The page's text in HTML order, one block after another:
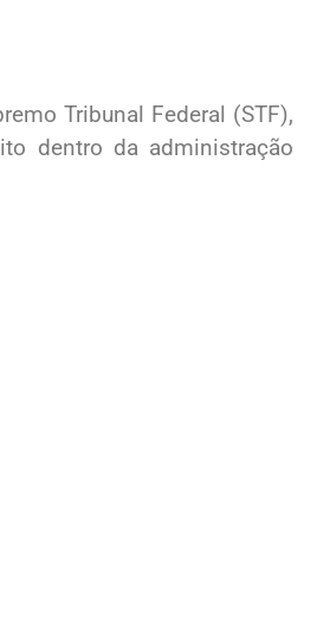
Tribunal Federal (STF),
dentro da administração